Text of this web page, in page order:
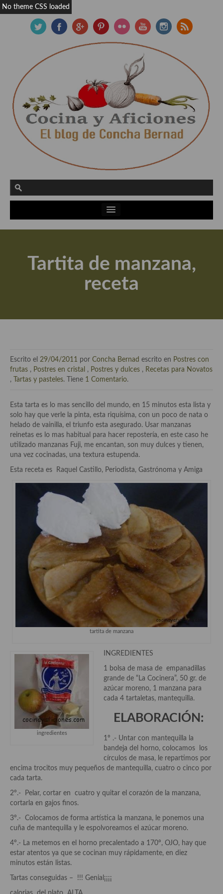
Actualidad y recomendaciones
Apuntes, estudios sobre temas interesantes e importantes
Aceite de Oliva Virgen Extra (AOVE)
El mundo del vino y las bebidas
En la mesa: menaje, vajilla, técnicas de emplatado, decoración
Especias, hierbas, condimentos, espesantes y aditivos
Historia de la gastronomía, platos celebres, cocineros, críticos,
historias culinarias y otras cosas
Protocolo y buenas maneras.
Ocio – restaurantes, bares, tabernas
Viajes eno-gastro-turísticos
En El Candelero
Las opiniones de la «Cocinera»
Prensa
Airfryer recetas
Aderezos, salsas, vinagretas, especias, hierbas aromáticas o
aditivos
Especias, mezclas de especias
Hierbas aromáticas
Mojos y pastas
Salsas y mojos
Adobos
Tartita de manzana,
receta
Escrito el 29/04/2011 por Concha Bernad escrito en Postres con
frutas , Postres en cristal , Postres y dulces , Recetas para Novatos
,
Tartas y pasteles. Tiene 1 Comentario.
Esta tarta es lo mas sencillo del mundo, en 15 minutos esta lista y
solo hay que verle la pinta, esta riquísima, con un poco de nata o
helado de vainilla, el triunfo esta asegurado. Usar manzanas
reinetas es lo mas habitual para hacer repostería, en este caso he
utilizado manzanas Fuji, me encantan, son muy dulces y tienen,
una vez cocinadas, una textura estupenda.
Esta receta es Raquel Castillo, Periodista, Gastrónoma y Amiga
tartita de manzana
ingredientes
INGREDIENTES
1 bolsa de masa de empanadillas
grande de “La Cocinera”, 50 gr. de
azúcar moreno, 1 manzana para
cada 4 tartaletas, mantequilla.
ELABORACIÓN:
1º .- Untar con mantequilla la
bandeja del horno, colocamos los
círculos de masa, le repartimos por
encima trocitos muy pequeños de mantequilla, cuatro o cinco por
cada tarta.
2º.- Pelar, cortar en cuatro y quitar el corazón de la manzana,
cortarla en gajos finos.
3º.- Colocamos de forma artística la manzana, le ponemos una
cuña de mantequilla y le espolvoreamos el azúcar moreno.
4º.- La metemos en el horno precalentado a 170º, OJO, hay que
estar atentos ya que se cocinan muy rápidamente, en diez
minutos están listas.
Tartas conseguidas – !!! Genial¡¡¡¡
No theme CSS loaded